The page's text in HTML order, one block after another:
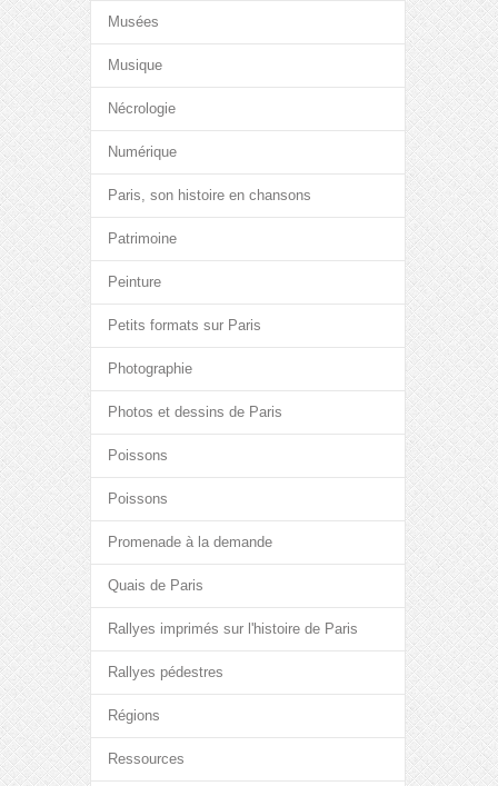
Musées
Musique
Nécrologie
Numérique
Paris, son histoire en chansons
Patrimoine
Peinture
Petits formats sur Paris
Photographie
Photos et dessins de Paris
Poissons
Poissons
Promenade à la demande
Quais de Paris
Rallyes imprimés sur l'histoire de Paris
Rallyes pédestres
Régions
Ressources